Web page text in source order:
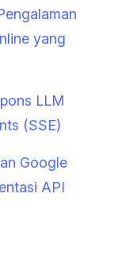
yang
LLM
(SSE)
Google
API